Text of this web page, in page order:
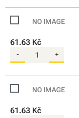
61.63 Kč
- +
61.63 Kč